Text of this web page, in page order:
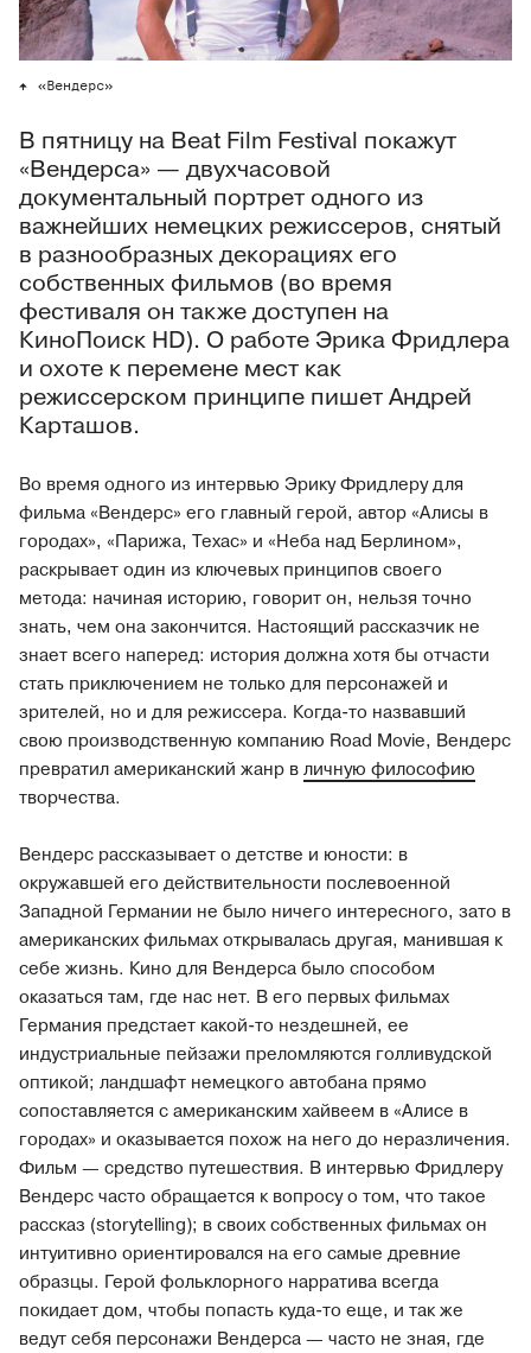
«Вендерс»
В пятницу на Beat Film Festival покажут
«Вендерса» — двухчасовой
документальный портрет одного из
важнейших немецких режиссеров, снятый
в разнообразных декорациях его
собственных фильмов (во время
фестиваля он также доступен на
КиноПоиск HD). О работе Эрика Фридлера
и охоте к перемене мест как
режиссерском принципе пишет Андрей
Карташов.
Во время одного из интервью Эрику Фридлеру для
фильма «Вендерс» его главный герой, автор «Алисы в
городах», «Парижа, Техас» и «Неба над Берлином»,
раскрывает один из ключевых принципов своего
метода: начиная историю, говорит он, нельзя точно
знать, чем она закончится. Настоящий рассказчик не
знает всего наперед: история должна хотя бы отчасти
стать приключением не только для персонажей и
зрителей, но и для режиссера. Когда-то назвавший
свою производственную компанию Road Movie, Вендерс
превратил американский жанр вличную философию
творчества.
Вендерс рассказывает о детстве и юности: в
окружавшей его действительности послевоенной
Западной Германии не было ничего интересного, зато в
американских фильмах открывалась другая, манившая к
себе жизнь. Кино для Вендерса было способом
оказаться там, где нас нет. В его первых фильмах
Германия предстает какой-то нездешней, ее
индустриальные пейзажи преломляются голливудской
оптикой; ландшафт немецкого автобана прямо
сопоставляется с американским хайвеем в «Алисе в
городах» и оказывается похож на него до неразличения.
Фильм — средство путешествия. В интервью Фридлеру
Вендерс часто обращается к вопросу о том, что такое
рассказ (storytelling); в своих собственных фильмах он
интуитивно ориентировался на его самые древние
образцы. Герой фольклорного нарратива всегда
покидает дом, чтобы попасть куда-то еще, и так же
ведут себя персонажи Вендерса — часто не зная, где